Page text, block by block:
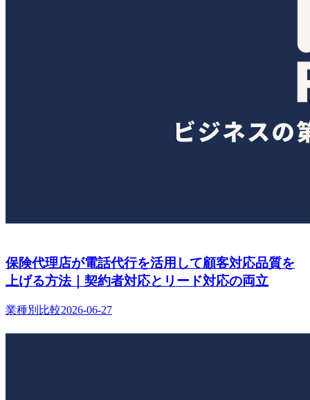
保険代理店が電話代行を活用して顧客対応品質を
上げる方法｜契約者対応とリード対応の両立
業種別比較2026-06-27